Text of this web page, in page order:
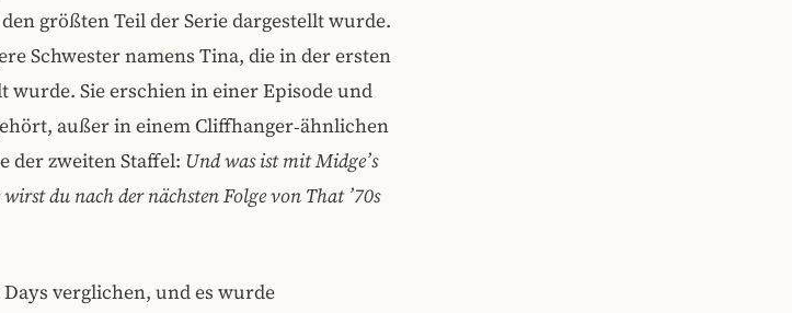
größten Teil der Serie dargestellt wurde.
Schwester namens Tina, die in der ersten
wurde. Sie erschien in einer Episode und
außer in einem Cliffhanger‑ähnlichen
der zweiten Staffel: Und was ist mit Midge’s
du nach der nächsten Folge von That ’70s
verglichen, und es wurde